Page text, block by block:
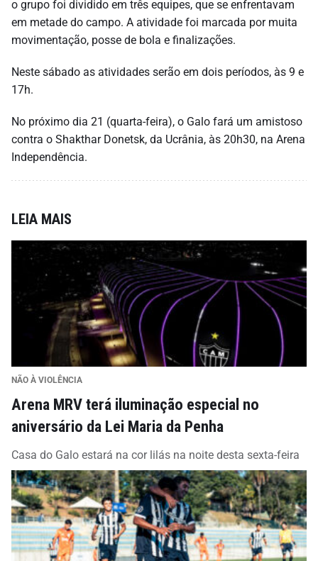
o grupo foi dividido em três equipes, que se enfrentavam
em metade do campo. A atividade foi marcada por muita
movimentação, posse de bola e finalizações.
Neste sábado as atividades serão em dois períodos, às 9 e
17h.
No próximo dia 21 (quarta-feira), o Galo fará um amistoso
contra o Shakthar Donetsk, da Ucrânia, às 20h30, na Arena
Independência.
LEIA MAIS
NÃO À VIOLÊNCIA
Arena MRV terá iluminação especial no
aniversário da Lei Maria da Penha
Casa do Galo estará na cor lilás na noite desta sexta-feira